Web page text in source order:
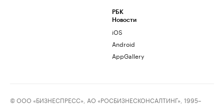
РБК
Новости
iOS
Android
AppGallery
© ООО «БИЗНЕСПРЕСС», АО «РОСБИЗНЕСКОНСАЛТИНГ», 1995–